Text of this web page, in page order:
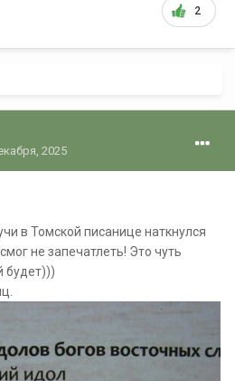
2
2025
в Томской писанице наткнулся
не запечатлеть! Это чуть
будет)))